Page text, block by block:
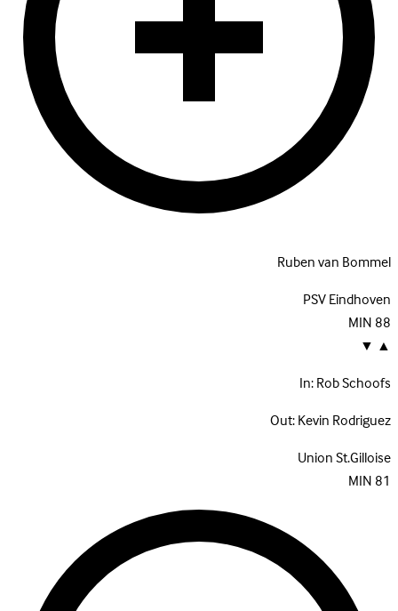
Ruben van Bommel
PSV Eindhoven
88
MIN
▲
▼
In:Rob Schoofs
Out:Kevin Rodriguez
Union St.Gilloise
81
MIN